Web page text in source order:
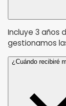
Incluye 3 años
gestionamos
¿Cuándo recibiré